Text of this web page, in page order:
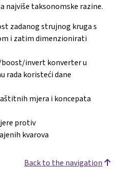
najviše taksonomske razine.
zadanog strujnog kruga s
i zatim dimenzionirati
invert konverter u
rada koristeći dane
mjera i koncepata
protiv
kvarova
Back to the navigation